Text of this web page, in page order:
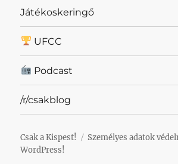
Játékoskeringő
UFCC
Podcast
/r/csakblog
Csak a Kispest! Személyes adatok
WordPress!